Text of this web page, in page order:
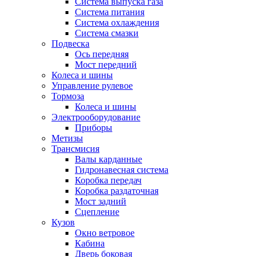
Система питания
Система охлаждения
Система смазки
Подвеска
Ось передняя
Мост передний
Колеса и шины
Управление рулевое
Тормоза
Колеса и шины
Электрооборудование
Приборы
Метизы
Трансмисия
Валы карданные
Гидронавесная система
Коробка передач
Коробка раздаточная
Мост задний
Сцепление
Кузов
Окно ветровое
Кабина
Дверь боковая